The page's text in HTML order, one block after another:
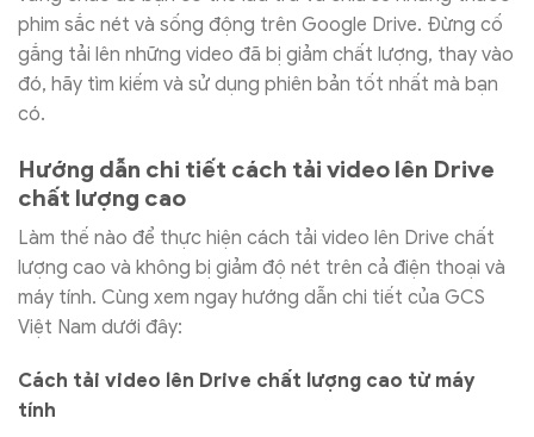
phim sắc nét và sống động trên Google Drive. Đừng cố
gắng tải lên những video đã bị giảm chất lượng, thay vào
đó, hãy tìm kiếm và sử dụng phiên bản tốt nhất mà bạn
có.
Hướng dẫn chi tiết cách tải video lên Drive
chất lượng cao
Làm thế nào để thực hiện cách tải video lên Drive chất
lượng cao và không bị giảm độ nét trên cả điện thoại và
máy tính. Cùng xem ngay hướng dẫn chi tiết của GCS
Việt Nam dưới đây:
Cách tải video lên Drive chất lượng cao từ máy
tính